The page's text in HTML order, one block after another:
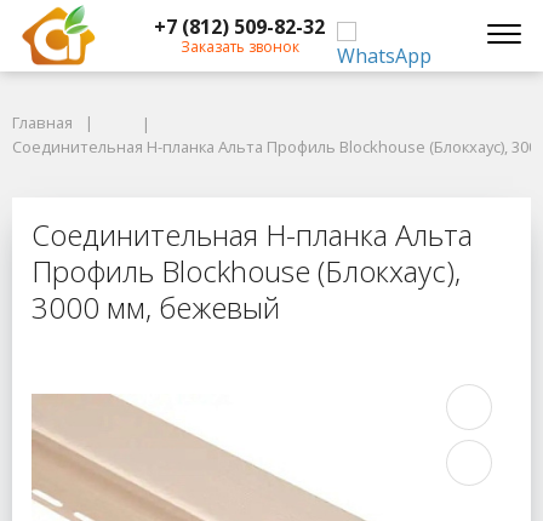
+7 (812) 509-82-32
Заказать звонок
Соединительная Н-планка Альта Профиль Blockhouse (Блокхаус),
Соединительная Н-планка Альта
Главная
Соединительная Н-планка Альта Профиль Blockhouse (Блокхаус),
Соединительная Н-планка Альта
Профиль Blockhouse (Блокхаус),
3000 мм, бежевый